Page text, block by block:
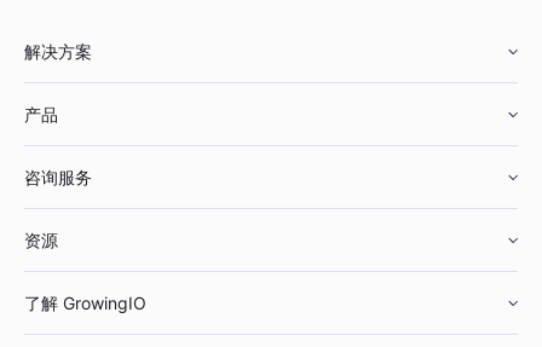
解决方案
鞋服行业
汽车行业
产品
智能运营
咨询服务
资源
了解 GrowingIO